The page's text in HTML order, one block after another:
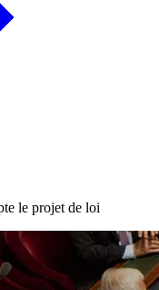
le projet de loi